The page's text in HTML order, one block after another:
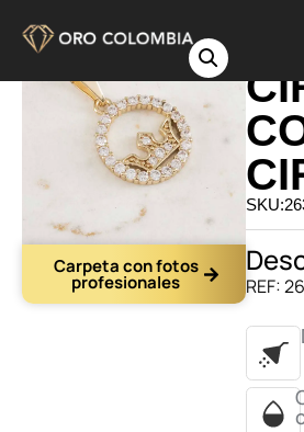
Carpeta con fotos
profesionales REF: